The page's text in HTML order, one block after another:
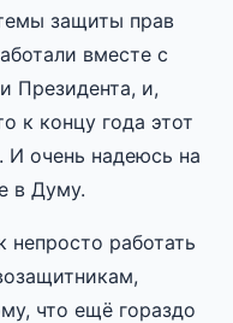
защиты прав
вместе с
Президента, и,
к концу года этот
И очень надеюсь на
в Думу.
непросто работать
что ещё гораздо